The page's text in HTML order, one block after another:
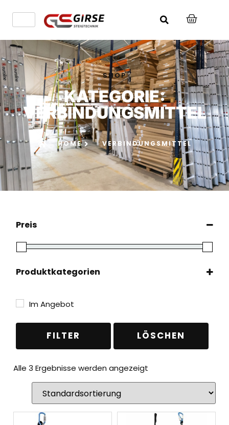
SHOP
KATEGORIE:
VERBINDUNGSMITTEL
HOME VERBINDUNGSMITTEL
Preis
Produktkategorien
Verbindungsmittel
Im Angebot
FILTER LÖSCHEN
Alle 3 Ergebnisse werden angezeigt